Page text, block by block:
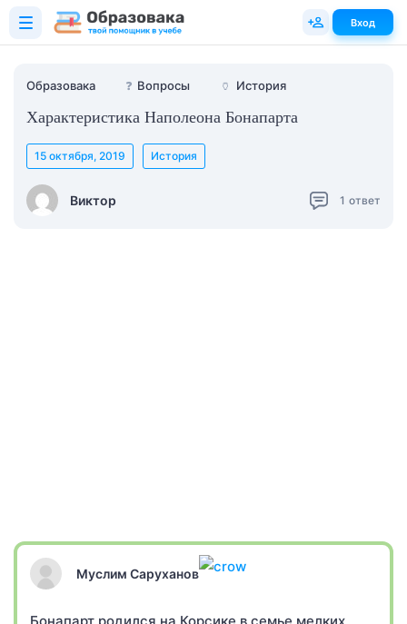
Образовака ❓ Вопросы 🏺 История
Характеристика Наполеона Бонапарта
Виктор
15 октября, 2019 История
1 ответ
Муслим Саруханов
Вход